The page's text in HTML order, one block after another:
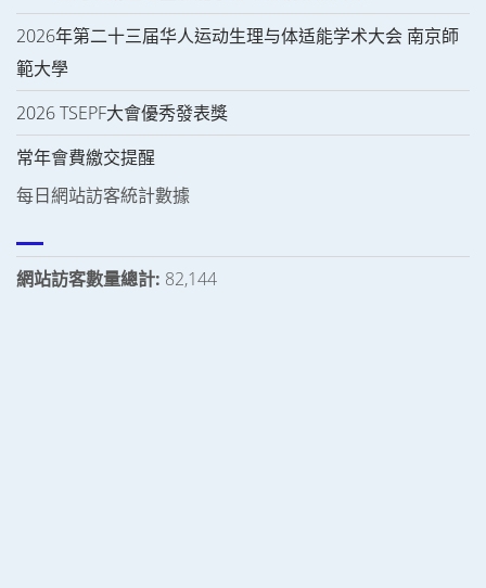
2026年第二十三届华人运动生理与体适能学术大会 南京師
範大學
2026 TSEPF大會優秀發表獎
常年會費繳交提醒
每日網站訪客統計數據
網站訪客數量總計: 82,144